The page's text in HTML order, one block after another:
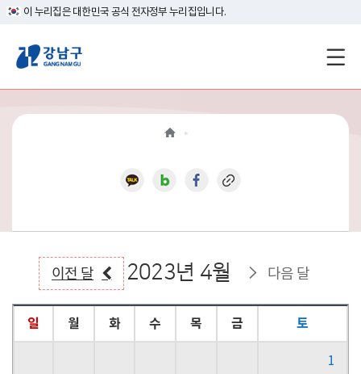
이 누리집은 대한민국 공식 전자정부 누리집입니다.
강
남
구
지
메
인
이
이전 달 2023년 4월 다음 달
일 월 화 수 목 금 토
1